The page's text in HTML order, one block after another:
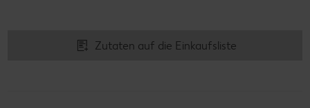
Zutaten auf die Einkaufsliste